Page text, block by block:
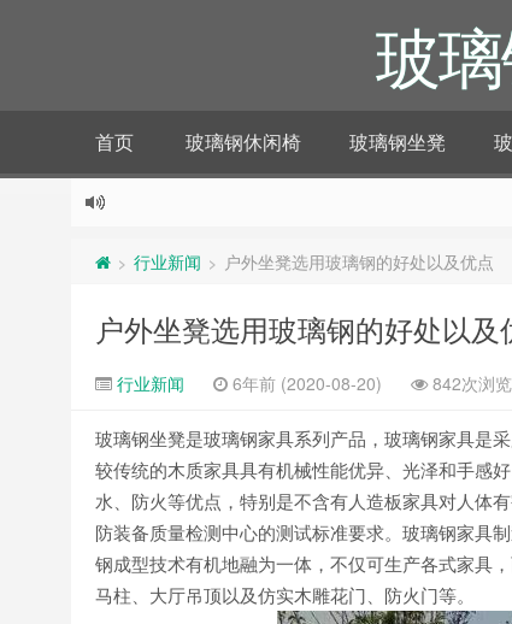
玻
首页 玻璃钢休闲椅 玻璃钢坐凳
> 行业新闻 > 户外坐凳选用玻璃钢的好处以及优点
户外坐凳选用玻璃钢的好处以及
行业新闻 6年前 (2020-08-20) 842次浏览
玻璃钢坐凳是玻璃钢家具系列产品，玻璃钢家具是
较传统的木质家具具有机械性能优异、光泽和手感
水、防火等优点，特别是不含有人造板家具对人体
防装备质量检测中心的测试标准要求。玻璃钢家具
钢成型技术有机地融为一体，不仅可生产各式家具
马柱、大厅吊顶以及仿实木雕花门、防火门等。